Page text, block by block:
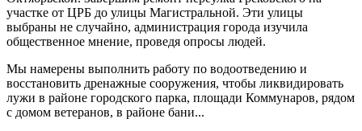
участке от ЦРБ до улицы Магистральной. Эти улицы
выбраны не случайно, администрация города изучила
общественное мнение, проведя опросы людей.
Мы намерены выполнить работу по водоотведению и
восстановить дренажные сооружения, чтобы ликвидировать
лужи в районе городского парка, площади Коммунаров, рядом
с домом ветеранов, в районе бани...